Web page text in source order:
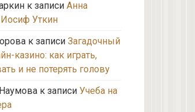
к записи Анна
Уткин
к записи Загадочный
казино: как играть,
и не потерять голову
к записи Учеба на